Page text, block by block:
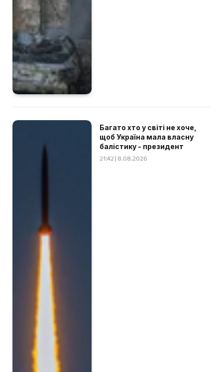
Багато хто у світі не хоче,
щоб Україна мала власну
балістику - президент
21:42 | 8.08.2026